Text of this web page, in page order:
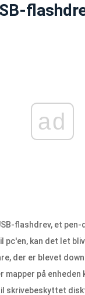
ad
flashdrev, et
pc'en, kan det let
der er blevet
mapper på enheden
skrivebeskyttet